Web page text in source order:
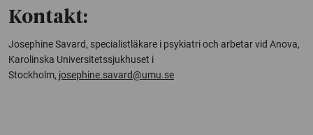
Kontakt:
Josephine Savard, specialistläkare i psykiatri och arbetar vid Anova,
Karolinska Universitetssjukhuset i
Stockholm, josephine.savard@umu.se